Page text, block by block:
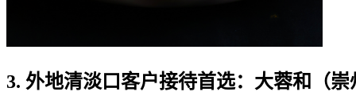
3. 外地清淡口客户接待首选：大蓉和（崇